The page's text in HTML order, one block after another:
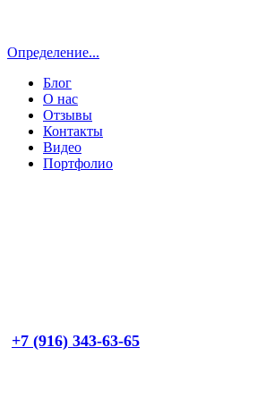
Определение...
Блог
О нас
Отзывы
Контакты
Видео
Портфолио
+7 (916) 343-63-65